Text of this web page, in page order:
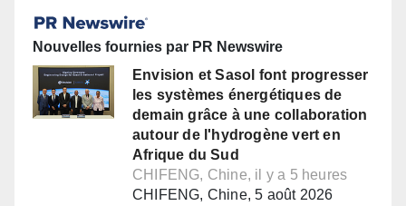
Nouvelles fournies par PR Newswire
Envision et Sasol font progresser
les systèmes énergétiques de
demain grâce à une collaboration
autour de l'hydrogène vert en
Afrique du Sud
CHIFENG, Chine, il y a 5 heures
CHIFENG, Chine, 5 août 2026